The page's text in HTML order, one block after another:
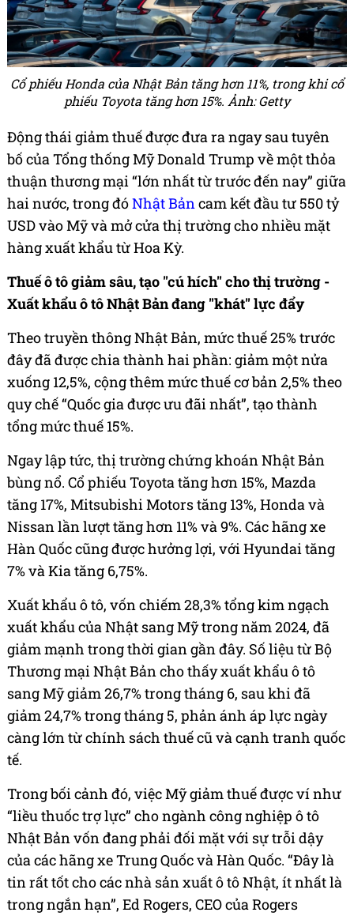
Cổ phiếu Honda của Nhật Bản tăng hơn 11%, trong khi cổ
phiếu Toyota tăng hơn 15%. Ảnh: Getty
Động thái giảm thuế được đưa ra ngay sau tuyên
bố của Tổng thống Mỹ Donald Trump về một thỏa
thuận thương mại “lớn nhất từ trước đến nay” giữa
hai nước, trong đóNhật Bảncam kết đầu tư 550 tỷ
USD vào Mỹ và mở cửa thị trường cho nhiều mặt
hàng xuất khẩu từ Hoa Kỳ.
Thuế ô tô giảm sâu, tạo "cú hích" cho thị trường -
Xuất khẩu ô tô Nhật Bản đang "khát" lực đẩy
Theo truyền thông Nhật Bản, mức thuế 25% trước
đây đã được chia thành hai phần: giảm một nửa
xuống 12,5%, cộng thêm mức thuế cơ bản 2,5% theo
quy chế “Quốc gia được ưu đãi nhất”, tạo thành
tổng mức thuế 15%.
Ngay lập tức, thị trường chứng khoán Nhật Bản
bùng nổ. Cổ phiếu Toyota tăng hơn 15%, Mazda
tăng 17%, Mitsubishi Motors tăng 13%, Honda và
Nissan lần lượt tăng hơn 11% và 9%. Các hãng xe
Hàn Quốc cũng được hưởng lợi, với Hyundai tăng
7% và Kia tăng 6,75%.
Xuất khẩu ô tô, vốn chiếm 28,3% tổng kim ngạch
xuất khẩu của Nhật sang Mỹ trong năm 2024, đã
giảm mạnh trong thời gian gần đây. Số liệu từ Bộ
Thương mại Nhật Bản cho thấy xuất khẩu ô tô
sang Mỹ giảm 26,7% trong tháng 6, sau khi đã
giảm 24,7% trong tháng 5, phản ánh áp lực ngày
càng lớn từ chính sách thuế cũ và cạnh tranh quốc
tế.
Trong bối cảnh đó, việc Mỹ giảm thuế được ví như
“liều thuốc trợ lực” cho ngành công nghiệp ô tô
Nhật Bản vốn đang phải đối mặt với sự trỗi dậy
của các hãng xe Trung Quốc và Hàn Quốc. “Đây là
tin rất tốt cho các nhà sản xuất ô tô Nhật, ít nhất là
trong ngắn hạn”, Ed Rogers, CEO của Rogers